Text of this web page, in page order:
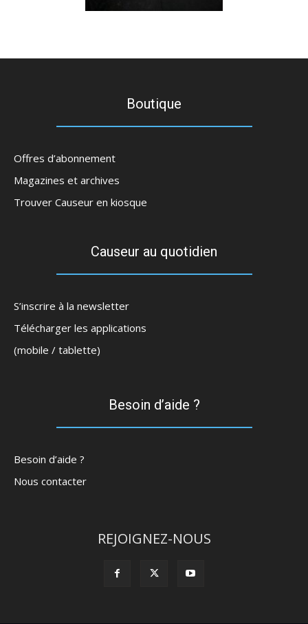
Boutique
Offres d’abonnement
Magazines et archives
Trouver Causeur en kiosque
Causeur au quotidien
S’inscrire à la newsletter
Télécharger les applications
(mobile / tablette)
Besoin d’aide ?
Besoin d’aide ?
Nous contacter
REJOIGNEZ-NOUS